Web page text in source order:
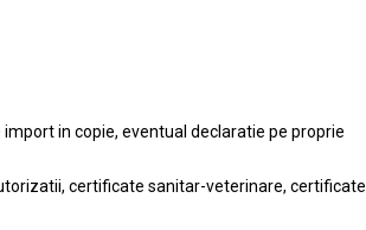
in copie, eventual declaratie pe proprie
certificate sanitar-veterinare, certificate